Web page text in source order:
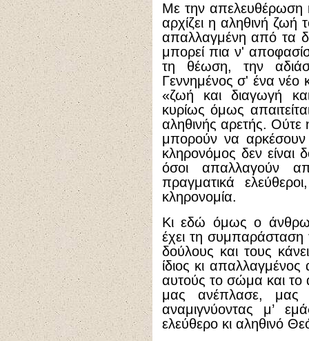
Με την απελευθέρωση
αρχίζει η αληθινή
απαλλαγμένη από τα
μπορεί πια ν'
τη θέωση, την
Γεννημένος σ' ένα νέο
«ζωή και διαγωγή
κυρίως όμως
αληθινής αρετής.
μπορούν να αρκέσουν
κληρονόμος δεν είναι
όσοι απαλλαγούν
πραγματικά
κληρονομία.
Κι εδώ όμως ο
έχει τη συμπαράσταση
δούλους και τους
ίδιος κι
αυτούς το σώμα και το
μας ανέπλασε, μας
αναμιγνύοντας μ’
ελεύθερο κι αληθινό